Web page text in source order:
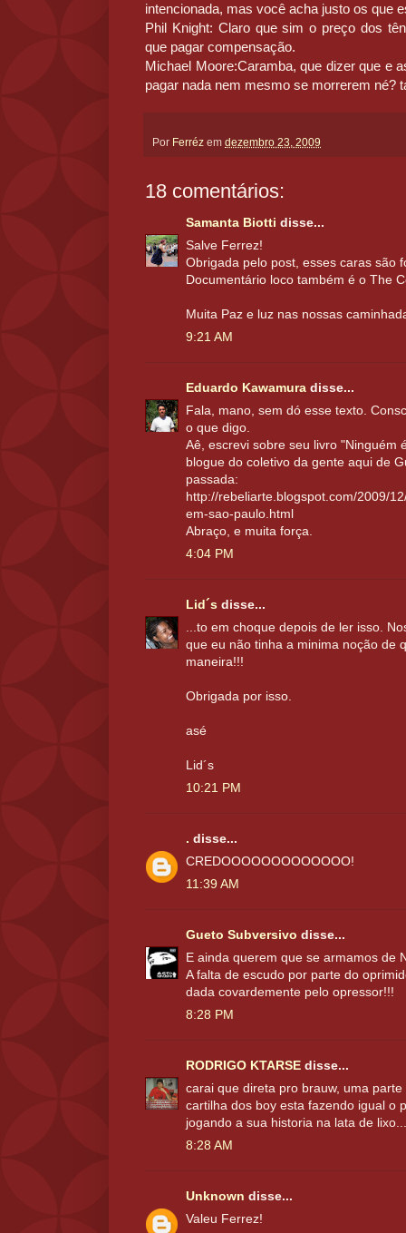
intencionada, mas você acha justo os que
Phil Knight: Claro que sim o preço dos
que pagar compensação.
Michael Moore:Caramba, que dizer que e
pagar nada nem mesmo se morrerem né?
Por Ferréz em dezembro 23, 2009
18 comentários:
Samanta Biotti disse...
Salve Ferrez!
Obrigada pelo post, esses caras são
Documentário loco também é o The
Muita Paz e luz nas nossas
9:21 AM
Eduardo Kawamura disse...
Fala, mano, sem dó esse texto.
o que digo.
Aê, escrevi sobre seu livro "Ninguém
blogue do coletivo da gente aqui de
passada:
http://rebeliarte.blogspot.com/2009/
em-sao-paulo.html
Abraço, e muita força.
4:04 PM
Lid´s disse...
...to em choque depois de ler isso.
que eu não tinha a minima noção de
maneira!!!
Obrigada por isso.
asé
Lid´s
10:21 PM
. disse...
CREDOOOOOOOOOOOOO!
11:39 AM
Gueto Subversivo disse...
E ainda querem que se armamos de
A falta de escudo por parte do
dada covardemente pelo opressor!!!
8:28 PM
RODRIGO KTARSE disse...
carai que direta pro brauw, uma
cartilha dos boy esta fazendo igual o
jogando a sua historia na lata de lixo...
8:28 AM
Unknown disse...
Valeu Ferrez!